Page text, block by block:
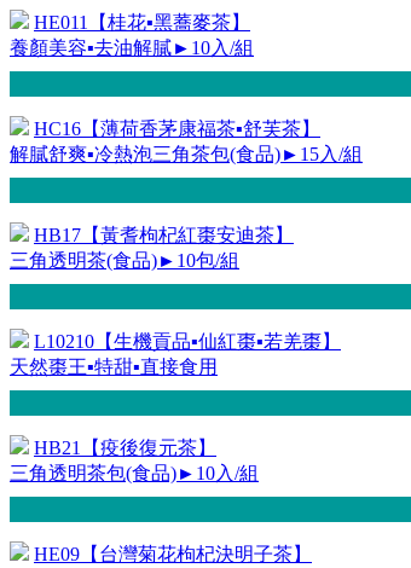
HE011【桂花▪黑蕎麥茶】
養顏美容▪去油解膩►10入/組
HC16【薄荷香茅康福茶▪舒芙茶】
解膩舒爽▪冷熱泡三角茶包(食品)►15入/組
HB17【黃耆枸杞紅棗安迪茶】
三角透明茶(食品)►10包/組
L10210【生機貢品▪仙紅棗▪若羌棗】
天然棗王▪特甜▪直接食用
HB21【疫後復元茶】
三角透明茶包(食品)►10入/組
HE09【台灣菊花枸杞決明子茶】